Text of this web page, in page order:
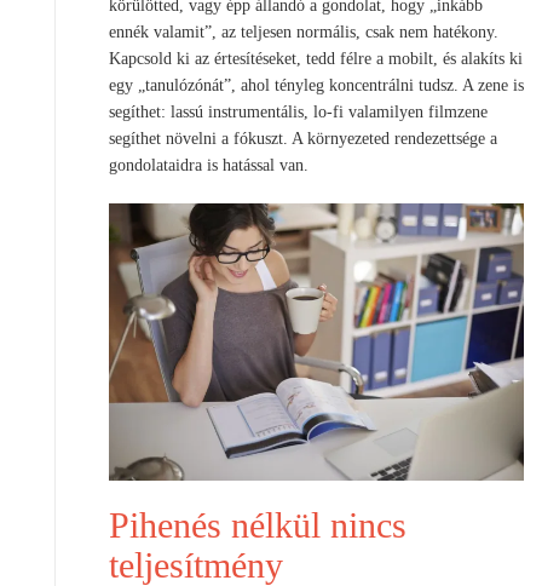
körülötted, vagy épp állandó a gondolat, hogy „inkább
ennék valamit”, az teljesen normális, csak nem hatékony.
Kapcsold ki az értesítéseket, tedd félre a mobilt, és alakíts ki
egy „tanulózónát”, ahol tényleg koncentrálni tudsz. A zene is
segíthet: lassú instrumentális, lo-fi valamilyen filmzene
segíthet növelni a fókuszt. A környezeted rendezettsége a
gondolataidra is hatással van.
Pihenés nélkül nincs
teljesítmény